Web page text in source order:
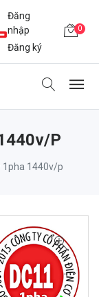
Đăng
nhập
Đăng ký
0
p
1pha 1440v/p